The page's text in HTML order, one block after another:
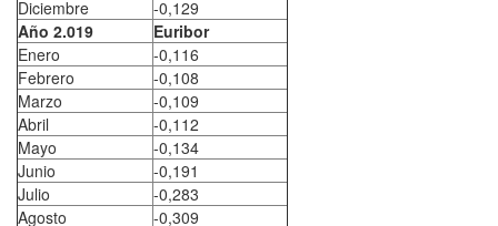
Diciembre
-0,129
Año 2.019
Euribor
Enero
-0,116
Febrero
-0,108
Marzo
-0,109
Abril
-0,112
Mayo
-0,134
Junio
-0,191
Julio
-0,283
Agosto
-0,309